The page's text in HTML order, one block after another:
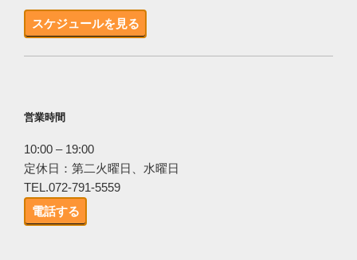
スケジュールを見る
営業時間
10:00 – 19:00
定休日：第二火曜日、水曜日
TEL.072-791-5559
電話する